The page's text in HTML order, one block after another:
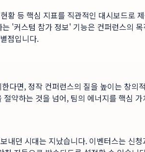
등 핵심 지표를 직관적인 대시보드로
'커스텀 참가 정보' 기능은 컨퍼런스의
점입니다.
다면, 정작 컨퍼런스의 질을 높이는 창
약하는 것을 넘어, 팀의 에너지를 핵심
던 시대는 지났습니다. 이벤터스는 신